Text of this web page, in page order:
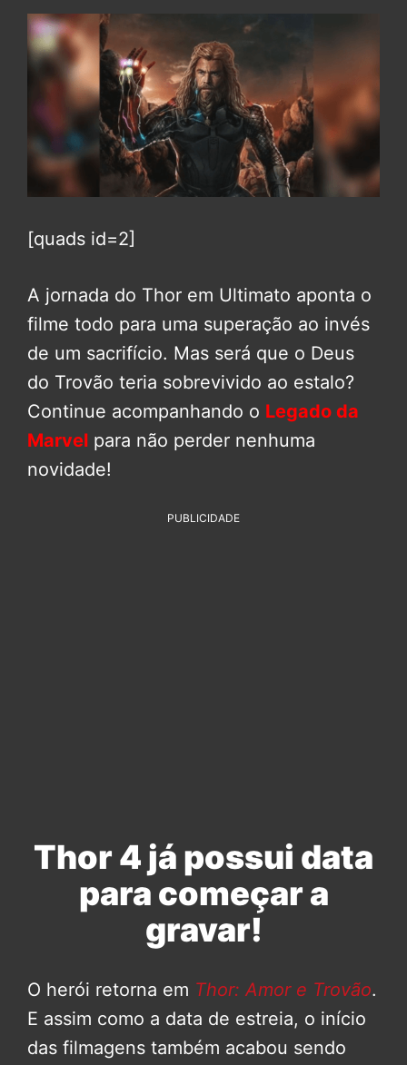
[quads id=2]
A jornada do Thor em Ultimato aponta o
filme todo para uma superação ao invés
de um sacrifício. Mas será que o Deus
do Trovão teria sobrevivido ao estalo?
Continue acompanhando o Legado da
Marvel para não perder nenhuma
novidade!
PUBLICIDADE
Thor 4 já possui data
para começar a
gravar!
O herói retorna em Thor: Amor e Trovão.
E assim como a data de estreia, o início
das filmagens também acabou sendo